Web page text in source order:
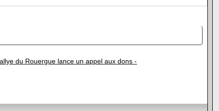
du Rouergue lance un appel aux dons -